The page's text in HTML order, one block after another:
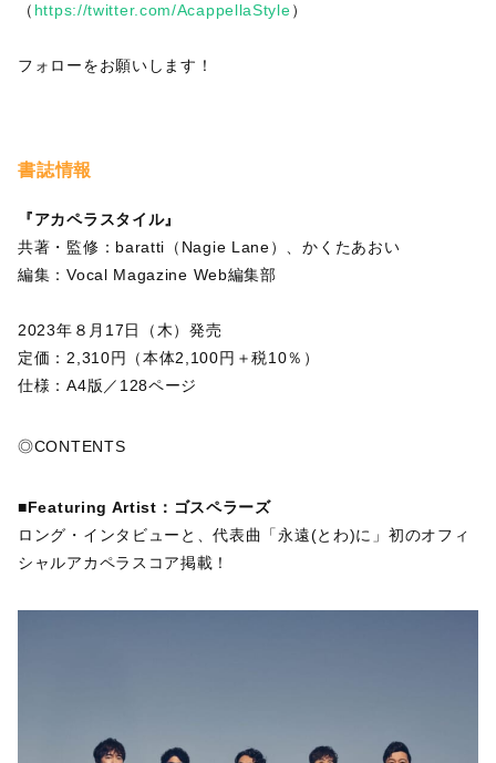
（ https://twitter.com/AcappellaStyle）
フォローをお願いします！
書誌情報
『アカペラスタイル』
共著・監修：baratti（Nagie Lane）、かくたあおい
編集：Vocal Magazine Web編集部
2023年８月17日（木）発売
定価：2,310円（本体2,100円＋税10％）
仕様：A4版／128ページ
◎CONTENTS
■Featuring Artist：ゴスペラーズ
ロング・インタビューと、代表曲「永遠(とわ)に」初のオフィ
シャルアカペラスコア掲載！